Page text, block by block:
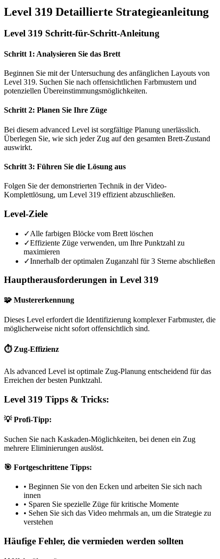
Level 319 Detaillierte Strategieanleitung
Level 319 Schritt-für-Schritt-Anleitung
Schritt 1: Analysieren Sie das Brett
Beginnen Sie mit der Untersuchung des anfänglichen Layouts von
Level 319. Suchen Sie nach offensichtlichen Farbmustern und
potenziellen Übereinstimmungsmöglichkeiten.
Schritt 2: Planen Sie Ihre Züge
Bei diesem advanced Level ist sorgfältige Planung unerlässlich.
Überlegen Sie, wie sich jeder Zug auf den gesamten Brett-Zustand
auswirkt.
Schritt 3: Führen Sie die Lösung aus
Folgen Sie der demonstrierten Technik in der Video-
Komplettlösung, um Level 319 effizient abzuschließen.
Level-Ziele
✓Alle farbigen Blöcke vom Brett löschen
✓Effiziente Züge verwenden, um Ihre Punktzahl zu
maximieren
✓Innerhalb der optimalen Zuganzahl für 3 Sterne abschließen
Hauptherausforderungen in Level 319
🧩 Mustererkennung
Dieses Level erfordert die Identifizierung komplexer Farbmuster, die
möglicherweise nicht sofort offensichtlich sind.
⏱️ Zug-Effizienz
Als advanced Level ist optimale Zug-Planung entscheidend für das
Erreichen der besten Punktzahl.
Level 319 Tipps & Tricks:
💡 Profi-Tipp:
Suchen Sie nach Kaskaden-Möglichkeiten, bei denen ein Zug
mehrere Eliminierungen auslöst.
🎯 Fortgeschrittene Tipps:
• Beginnen Sie von den Ecken und arbeiten Sie sich nach
innen
• Sparen Sie spezielle Züge für kritische Momente
• Sehen Sie sich das Video mehrmals an, um die Strategie zu
verstehen
Häufige Fehler, die vermieden werden sollten